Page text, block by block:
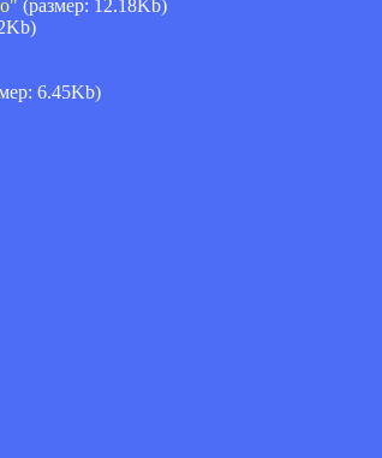
(размер: 12.18Kb)
6.45Kb)